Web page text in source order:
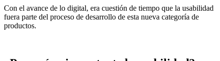
Con el avance de lo digital, era cuestión de tiempo que la usabilidad
fuera parte del proceso de desarrollo de esta nueva categoría de
productos.